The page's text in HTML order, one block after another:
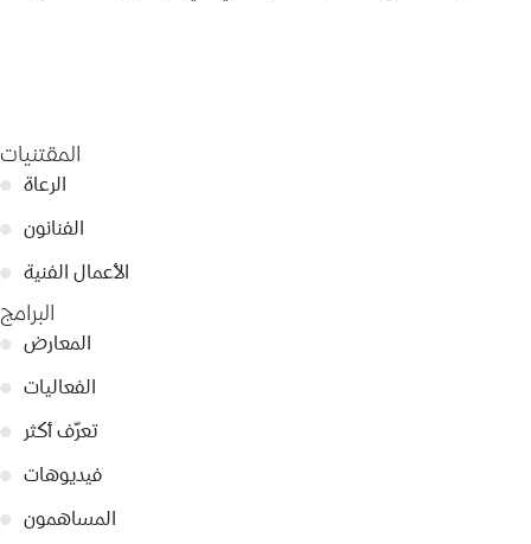
المقتنيات
● الرعاة
● الفنانون
● الأعمال الفنية
البرامج
● المعارض
● الفعاليات
●
تعرّف أكثر
● فيديوهات
● المساهمون